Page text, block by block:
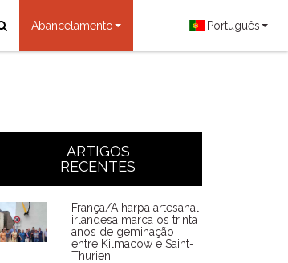
Abancelamento Português
ARTIGOS
RECENTES
França/A harpa artesanal
irlandesa marca os trinta
anos de geminação
entre Kilmacow e Saint-
Thurien